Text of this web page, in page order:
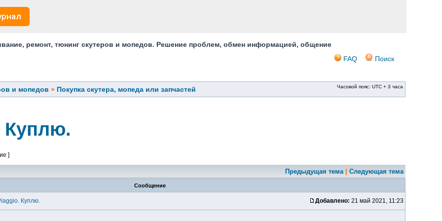
ремонт, тюнинг скутеров и мопедов. Решение проблем, обмен информацией, общение
FAQ
Поиск
и мопедов » Покупка скутера, мопеда или запчастей Часовой пояс: UTC + 3 часа
Куплю.
]
Предыдущая тема| Следующая тема
Сообщение
Куплю. Добавлено: 21 май 2021, 11:23